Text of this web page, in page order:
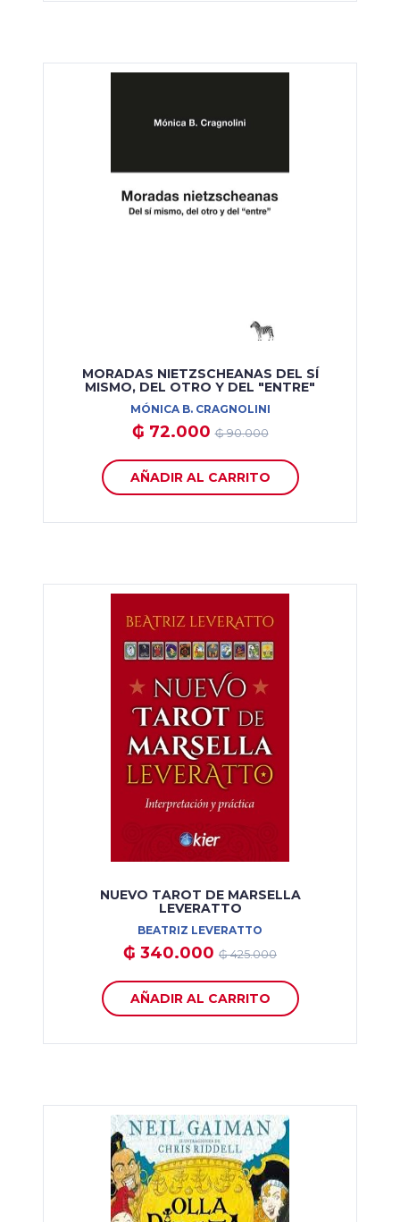
MORADAS NIETZSCHEANAS DEL SÍ
MISMO, DEL OTRO Y DEL "ENTRE"
MÓNICA B. CRAGNOLINI
₲ 72.000₲ 90.000
AÑADIR AL CARRITO
NUEVO TAROT DE MARSELLA
LEVERATTO
BEATRIZ LEVERATTO
₲ 340.000 ₲ 425.000
AÑADIR AL CARRITO